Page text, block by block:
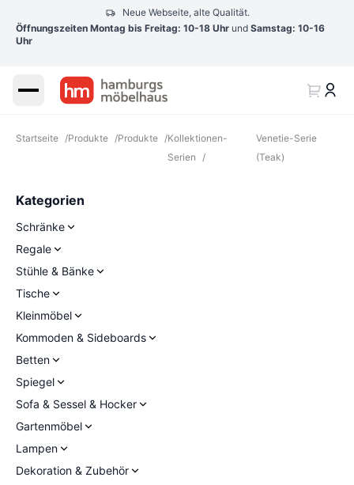
Neue Webseite, alte Qualität.
Öffnungszeiten Montag bis Freitag: 10-18 Uhr und Samstag: 10-16
Uhr
Startseite /Produkte /Produkte /Kollektionen-
Serien /
Venetie-Serie
(Teak)
Kategorien
Schränke
Regale
Stühle & Bänke
Tische
Kleinmöbel
Kommoden & Sideboards
Betten
Spiegel
Sofa & Sessel & Hocker
Gartenmöbel
Lampen
Dekoration & Zubehör